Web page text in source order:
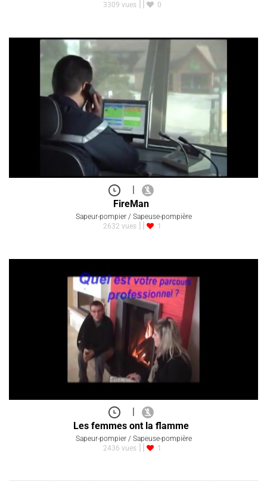
3309 vues
0
FireMan
Sapeur-pompier / Sapeuse-pompière
2632 vues
1
|
Les femmes ont la flamme
Sapeur-pompier / Sapeuse-pompière
2436 vues
1